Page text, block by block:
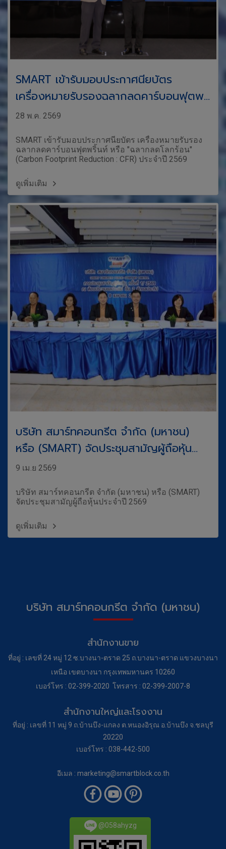
SMART เข้ารับมอบประกาศนียบัตร
เครื่องหมายรับรองฉลากลดคาร์บอนฟุตพริ้
นท์ หรือ "ฉลากลดโลกร้อน" (Carbon
2569
28 พ.ค. 2569
SMART เข้ารับมอบประกาศนียบัตร เครื่องหมายรับรอง
ฉลากลดคาร์บอนฟุตพริ้นท์ หรือ "ฉลากลดโลกร้อน"
(Carbon Footprint Reduction : CFR) ประจำปี 2569
ดูเพิ่มเติม
บริษัท สมาร์ทคอนกรีต จำกัด (มหาชน)
หรือ (SMART) จัดประชุมสามัญผู้ถือหุ้น
ประจำปี 2569
9 เม.ย 2569
บริษัท สมาร์ทคอนกรีต จำกัด (มหาชน) หรือ (SMART)
จัดประชุมสามัญผู้ถือหุ้นประจำปี 2569
ดูเพิ่มเติม
บริษัท สมาร์ทคอนกรีต จำกัด (มหาชน)
สำนักงานขาย
ที่อยู่ : เลขที่ 24 หมู่ 12 ซ.บางนา-ตราด 25 ถ.บางนา-ตราด แขวงบางนา
เหนือ เขตบางนา กรุงเทพมหานคร 10260
เบอร์โทร : 02-399-2020 โทรสาร : 02-399-2007-8
สำนักงานใหญ่และโรงงาน
ที่อยู่ : เลขที่ 11 หมู่ 9 ถ.บ้านบึง-แกลง ต.หนองอิรุณ อ.บ้านบึง จ.ชลบุรี
20220
เบอร์โทร : 038-442-500
อีเมล : marketing@smartblock.co.th
@058ahyzg